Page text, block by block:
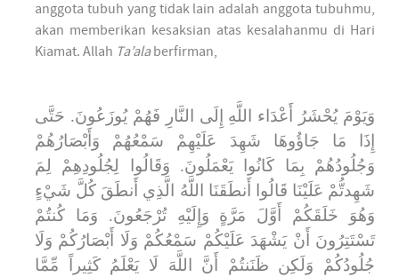
anggota tubuh yang tidak lain adalah anggota tubuhmu,
akan memberikan kesaksian atas kesalahanmu di Hari
Kiamat. Allah Ta’alaberfirman,
وَيَوْمَ يُحْشَرُ أَعْدَاء اللَّهِ إِلَى النَّارِ فَهُمْ يُوزَعُونَ. حَتَّى
إِذَا مَا جَاؤُوهَا شَهِدَ عَلَيْهِمْ سَمْعُهُمْ وَأَبْصَارُهُمْ
وَجُلُودُهُمْ بِمَا كَانُوا يَعْمَلُونَ. وَقَالُوا لِجُلُودِهِمْ لِمَ
شَهِدتُّمْ عَلَيْنَا قَالُوا أَنطَقَنَا اللَّهُ الَّذِي أَنطَقَ كُلَّ شَيْءٍ
وَهُوَ خَلَقَكُمْ أَوَّلَ مَرَّةٍ وَإِلَيْهِ تُرْجَعُونَ. وَمَا كُنتُمْ
تَسْتَتِرُونَ أَنْ يَشْهَدَ عَلَيْكُمْ سَمْعُكُمْ وَلَا أَبْصَارُكُمْ وَلَا
جُلُودُكُمْ وَلَكِن ظَنَنتُمْ أَنَّ اللَّهَ لَا يَعْلَمُ كَثِيراً مِّمَّا